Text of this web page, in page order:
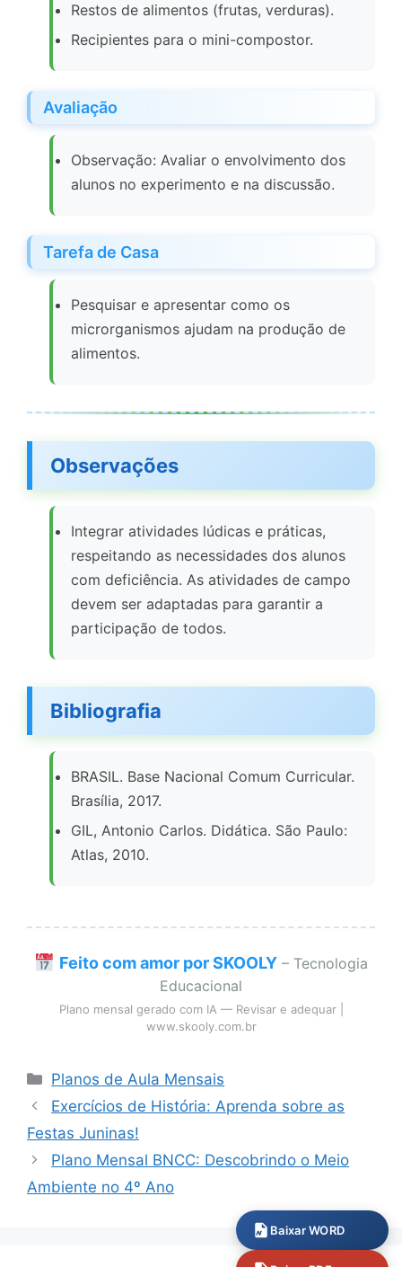
Restos de alimentos (frutas, verduras).
Recipientes para o mini-compostor.
Avaliação
Observação: Avaliar o envolvimento dos
alunos no experimento e na discussão.
Tarefa de Casa
Pesquisar e apresentar como os
microrganismos ajudam na produção de
alimentos.
Observações
Integrar atividades lúdicas e práticas,
respeitando as necessidades dos alunos
com deficiência. As atividades de campo
devem ser adaptadas para garantir a
participação de todos.
Bibliografia
BRASIL. Base Nacional Comum Curricular.
Brasília, 2017.
GIL, Antonio Carlos. Didática. São Paulo:
Atlas, 2010.
Feito com amor por SKOOLY – Tecnologia
Educacional
Plano mensal gerado com IA — Revisar e adequar |
www.skooly.com.br
Categorias
Planos de Aula Mensais
Exercícios de História: Aprenda sobre as
Festas Juninas!
Plano Mensal BNCC: Descobrindo o Meio
Ambiente no 4º Ano
Baixar WORD